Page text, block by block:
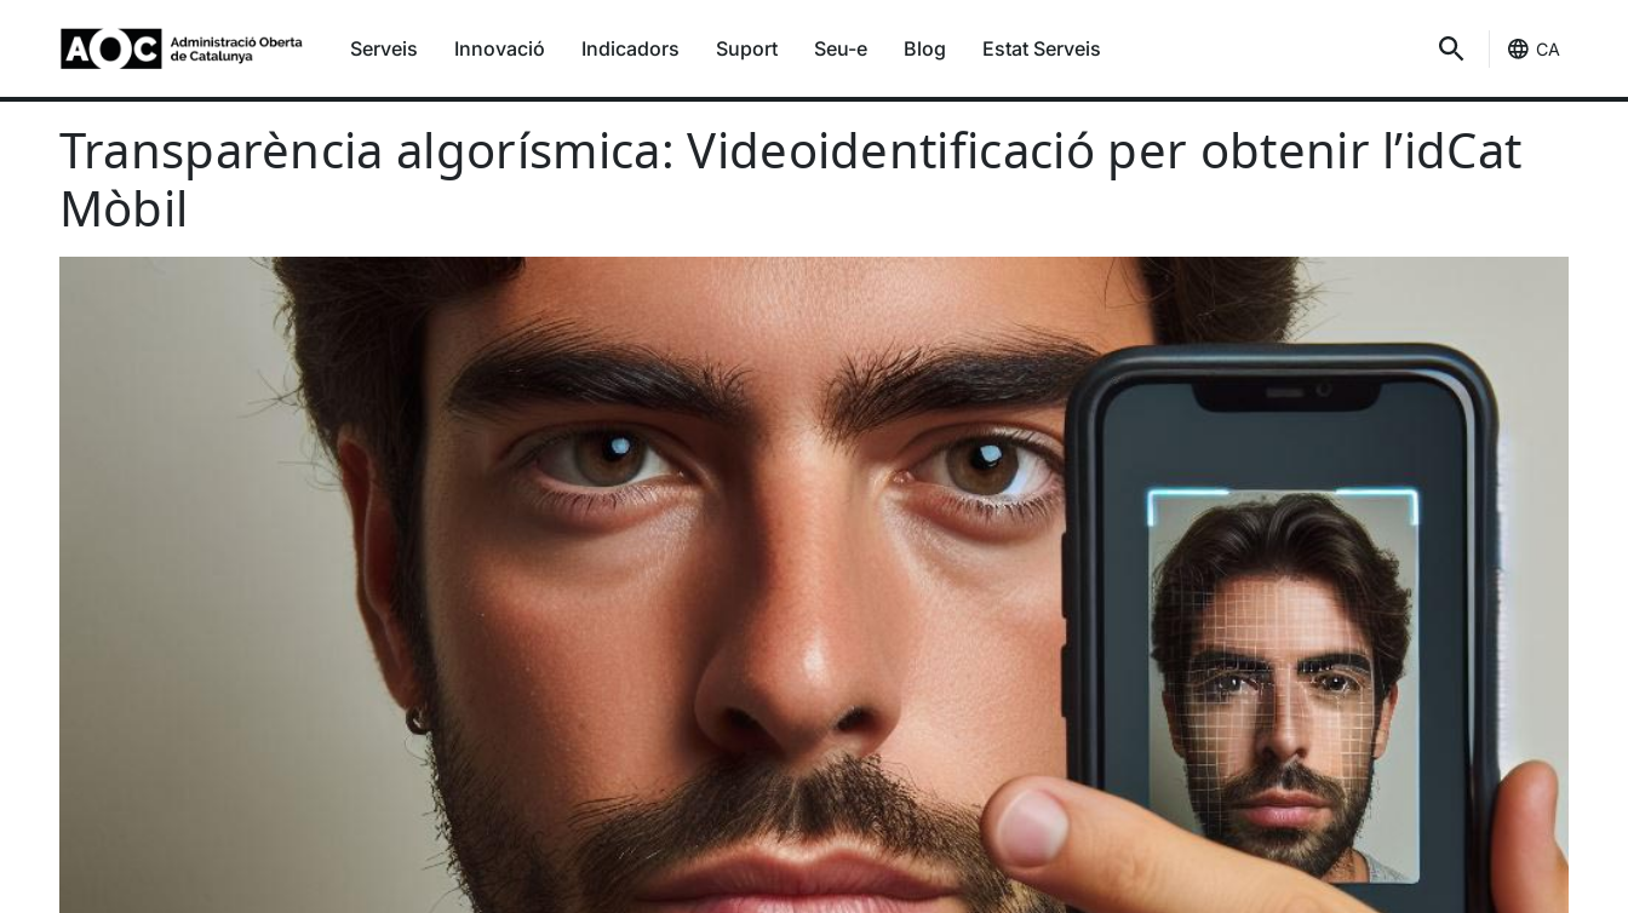
Serveis Innovació Indicadors Suport Seu-e Blog Estat Serveis CA
Transparència algorísmica: Videoidentificació per obtenir l’idCAT Mòbil
Transparència algorísmica: Videoidentificació per obtenir l’idCat
Mòbil